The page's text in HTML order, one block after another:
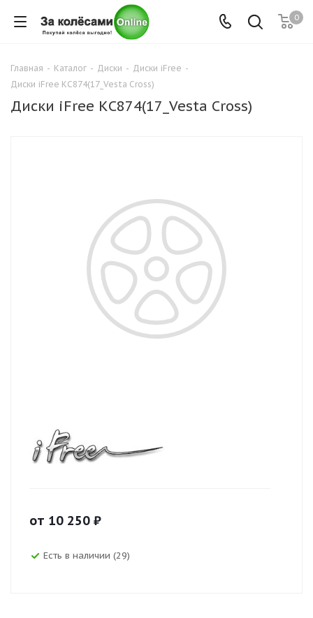
0
Главная - Каталог - Диски - Диски iFree -
Диски iFree КС874(17_Vesta Cross)
Диски iFree КС874(17_Vesta Cross)
от 10 250 ₽
Есть в наличии (29)